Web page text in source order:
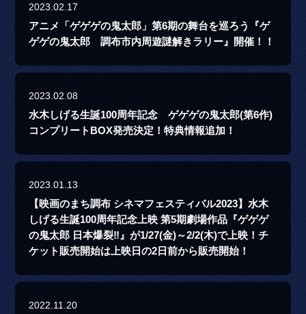
2023.02.17
アニメ「ゲゲゲの鬼太郎」第6期の舞台を巡ろう『ゲ
ゲゲの鬼太郎 調布市内周遊謎解きラリー』開催！！
2023.02.08
水木しげる生誕100周年記念 ゲゲゲの鬼太郎(第6作)
コンプリートBOX発売決定！特典情報追加！
2023.01.13
【映画のまち調布 シネマフェスティバル2023】水木
しげる生誕100周年記念上映 第5期劇場作品『ゲゲゲ
の鬼太郎 日本爆裂‼』が1/27(金)～2/2(木)で上映！チ
ケット販売開始は上映日の2日前から販売開始！
2022.11.20